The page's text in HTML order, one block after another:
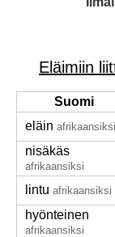
Eläimiin
Suomi
eläin afrikaansiksi
nisäkäs
afrikaansiksi
lintu afrikaansiksi
hyönteinen
afrikaansiksi